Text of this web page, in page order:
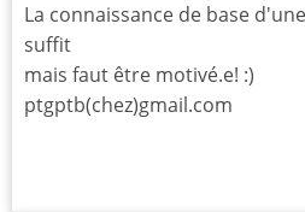
La connaissance de base
suffit
mais faut être motivé.e! :)
ptgptb(chez)gmail.com